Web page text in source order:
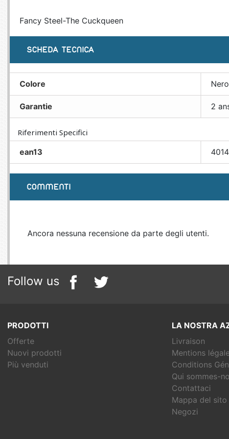
Fancy Steel-The Cuckqueen
SCHEDA TECNICA
Colore Nero
Garantie 2
Riferimenti Specifici
ean13
COMMENTI
Ancora nessuna recensione da parte degli utenti.
Follow us
PRODOTTI
Offerte
Nuovi prodotti
Più venduti
LA NOSTRA
Livraison
Mentions
Conditions
Qui sommes-
Contattaci
Mappa del sito
Negozi